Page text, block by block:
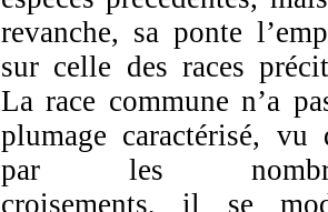
revanche, sa ponte
sur celle des races
La race commune n’a
plumage caractérisé, vu
par les
croisements, il se